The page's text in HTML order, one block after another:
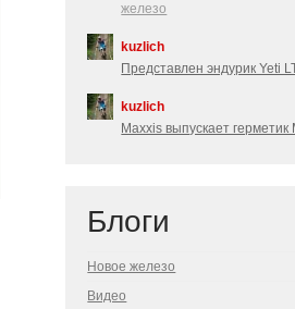
железо
kuzlich
Представлен эндурик Yeti
kuzlich
Maxxis выпускает герметик
Блоги
Новое железо
Видео